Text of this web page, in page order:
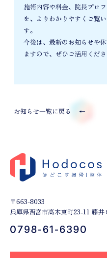
施術内容や料金、院長プロ
を、よりわかりやすくご覧
す。
今後は、最新のお知らせや
ますので、ぜひご活用くださ
お知らせ一覧に戻る ←
〒663-8033
兵庫県西宮市高木東町23-11 藤井
0798-61-6390